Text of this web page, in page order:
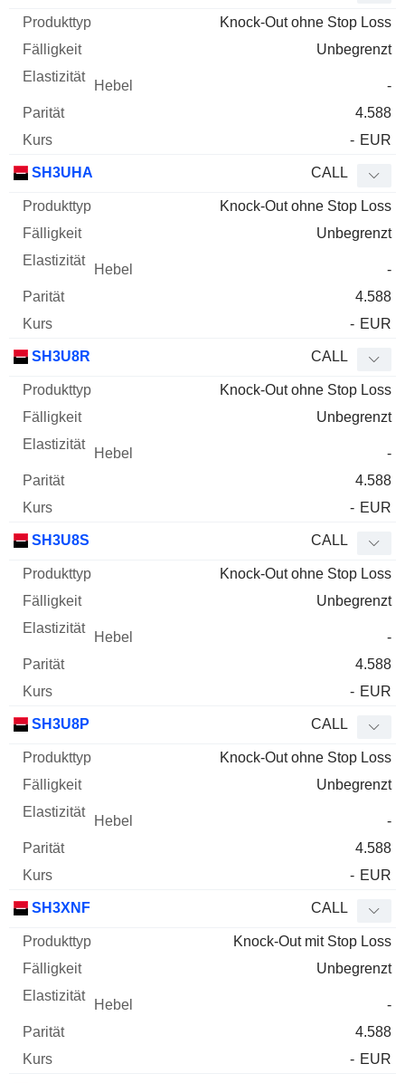
Knock-Out ohne Stop Loss
Unbegrenzt
-
4.588
- EUR
SH3UHA CALL
Knock-Out ohne Stop Loss
Unbegrenzt
-
4.588
- EUR
SH3U8R CALL
Knock-Out ohne Stop Loss
Unbegrenzt
-
4.588
- EUR
SH3U8S CALL
Knock-Out ohne Stop Loss
Unbegrenzt
-
4.588
- EUR
SH3U8P CALL
Knock-Out ohne Stop Loss
Unbegrenzt
-
4.588
- EUR
SH3XNF CALL
Knock-Out mit Stop Loss
Unbegrenzt
-
4.588
- EUR